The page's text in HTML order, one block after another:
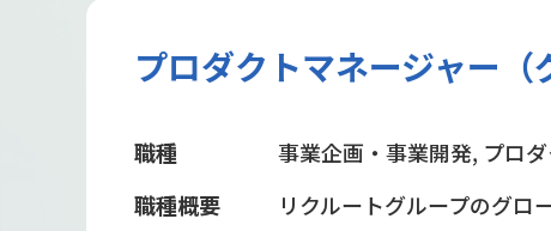
プロダクトマネージャー（
職種
事業企画・事業開発, プロ
職種概要
リクルートグループのグロ